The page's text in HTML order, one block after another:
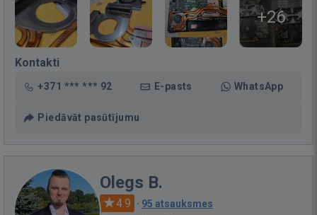
+26
Kontakti
+371 *** *** 92 E-pasts WhatsApp
Piedāvāt pasūtījumu
Olegs B.
4.9 · 95 atsauksmes